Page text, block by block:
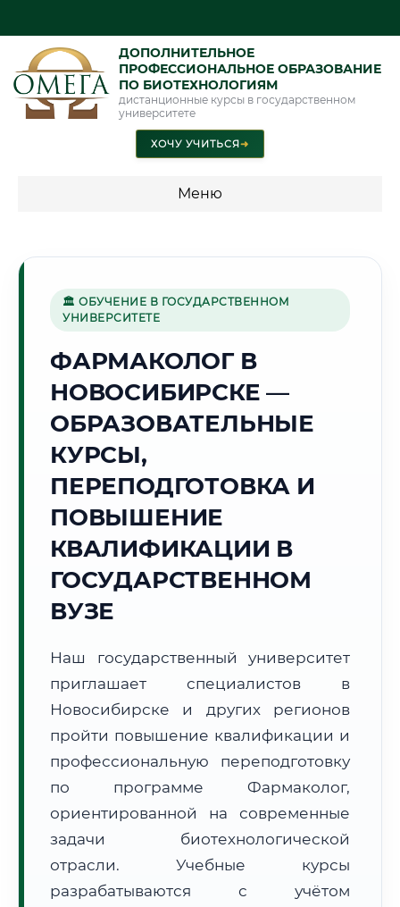
ДОПОЛНИТЕЛЬНОЕ
ПРОФЕССИОНАЛЬНОЕ ОБРАЗОВАНИЕ
ПО БИОТЕХНОЛОГИЯМ
дистанционные курсы в государственном
университете
ХОЧУ УЧИТЬСЯ➜
Меню
🏙️
Г. НОВОСИБИРСК
04:44:59
2026 г.
Погода в г. Новосибирск:
🌅 Восход:05:49 🌇 Закат:
📍 Региональная справка
Почтовые индексы:
Часовой пояс:
МСК+4 (UTC+7)
Формат учебы:
Дистанционно
🗺️ Зона обслуживания: г. Новосибирск
🏛 ОБУЧЕНИЕ В ГОСУДАРСТВЕННОМ
УНИВЕРСИТЕТЕ
ФАРМАКОЛОГ В
НОВОСИБИРСКЕ —
ОБРАЗОВАТЕЛЬНЫЕ
КУРСЫ,
ПЕРЕПОДГОТОВКА И
ПОВЫШЕНИЕ
КВАЛИФИКАЦИИ В
ГОСУДАРСТВЕННОМ
ВУЗЕ
Наш государственный университет
приглашает специалистов в
Новосибирске и других регионов
пройти повышение квалификации и
профессиональную переподготовку
по программе Фармаколог,
ориентированной на современные
задачи биотехнологической
отрасли. Учебные курсы
разрабатываются с учётом